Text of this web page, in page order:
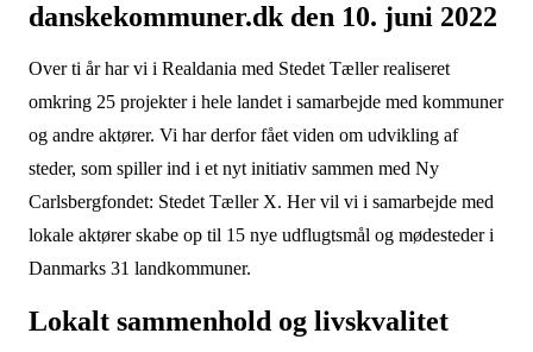
danskekommuner.dk den 10. juni 2022
Over ti år har vi i Realdania med Stedet Tæller realiseret
omkring 25 projekter i hele landet i samarbejde med kommuner
og andre aktører. Vi har derfor fået viden om udvikling af
steder, som spiller ind i et nyt initiativ sammen med Ny
Carlsbergfondet: Stedet Tæller X. Her vil vi i samarbejde med
lokale aktører skabe op til 15 nye udflugtsmål og mødesteder i
Danmarks 31 landkommuner.
Lokalt sammenhold og livskvalitet